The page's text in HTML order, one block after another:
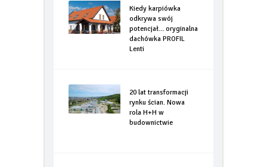
Kiedy karpiówka
odkrywa swój
potencjał… oryginalna
dachówka PROFIL
Lenti
20 lat transformacji
rynku ścian. Nowa
rola H+H w
budownictwie